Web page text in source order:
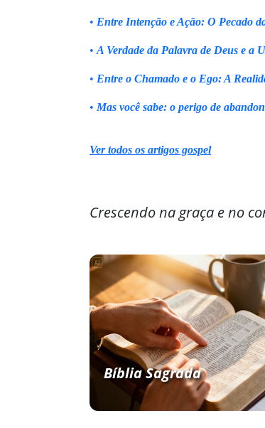
• Entre Intenção e Ação: O Pecado
• A Verdade da Palavra de Deus e a
• Entre o Chamado e o Ego: A
• Mas você sabe: o perigo de
Ver todos os artigos gospel
Crescendo na graça e no
Bíblia Sagrada